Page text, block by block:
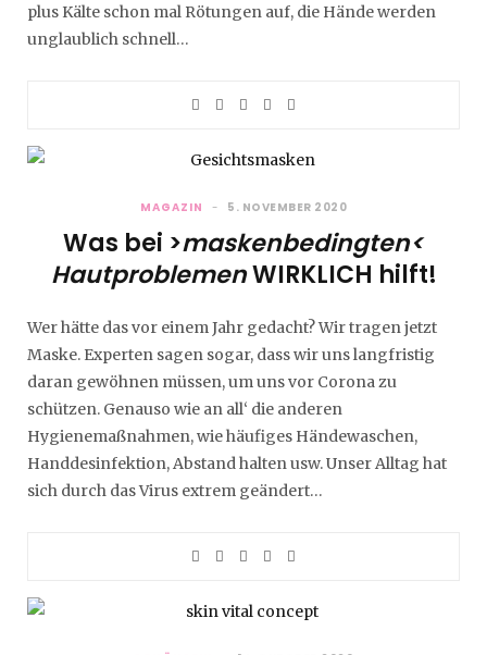
plus Kälte schon mal Rötungen auf, die Hände werden
unglaublich schnell…
MAGAZIN 5. NOVEMBER 2020
Was bei >maskenbedingten<
HautproblemenWIRKLICH hilft!
Wer hätte das vor einem Jahr gedacht? Wir tragen jetzt
Maske. Experten sagen sogar, dass wir uns langfristig
daran gewöhnen müssen, um uns vor Corona zu
schützen. Genauso wie an all‘ die anderen
Hygienemaßnahmen, wie häufiges Händewaschen,
Handdesinfektion, Abstand halten usw. Unser Alltag hat
sich durch das Virus extrem geändert…